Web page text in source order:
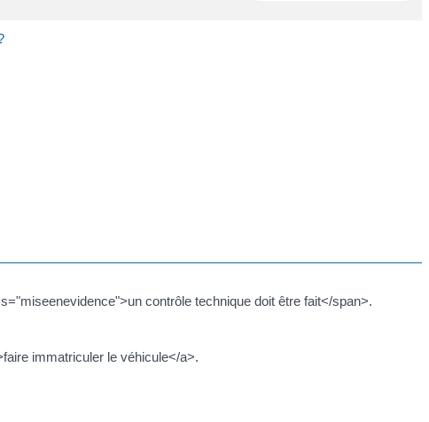
contrôle technique doit être fait</span>.
immatriculer le véhicule</a>.